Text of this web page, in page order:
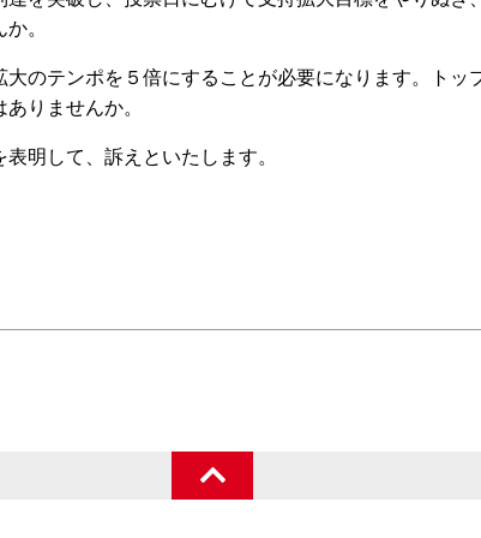
。
のテンポを５倍にすることが必要になります。トッ
りませんか。
明して、訴えといたします。